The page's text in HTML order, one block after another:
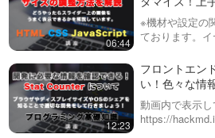
06:44
画像を表示さ
※機材や設定の
ております。
（下記URL参照
で画像を表示
12:23
フロントエン
い！色々な情
Counterについ
動画内で表示
https://